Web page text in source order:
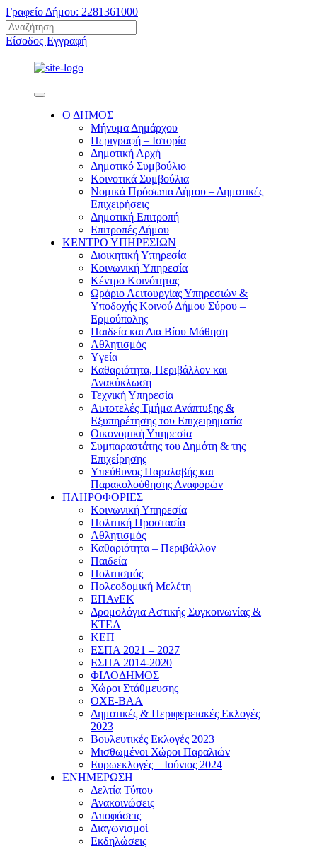
Γραφείο Δήμου: 2281361000
Είσοδος Εγγραφή
Ο ΔΗΜΟΣ
Μήνυμα Δημάρχου
Περιγραφή – Ιστορία
Δημοτική Αρχή
Δημοτικό Συμβούλιο
Κοινοτικά Συμβούλια
Νομικά Πρόσωπα Δήμου – Δημοτικές
Επιχειρήσεις
Δημοτική Επιτροπή
Επιτροπές Δήμου
ΚΕΝΤΡΟ ΥΠΗΡΕΣΙΩΝ
Διοικητική Υπηρεσία
Κοινωνική Yπηρεσία
Κέντρο Κοινότητας
Ωράριο Λειτουργίας Υπηρεσιών &
Υποδοχής Κοινού Δήμου Σύρου –
Ερμούπολης
Παιδεία και Δια Βίου Μάθηση
Αθλητισμός
Yγεία
Καθαριότητα, Περιβάλλον και
Ανακύκλωση
Τεχνική Υπηρεσία
Αυτοτελές Τμήμα Ανάπτυξης &
Εξυπηρέτησης του Επιχειρηματία
Οικονομική Υπηρεσία
Συμπαραστάτης του Δημότη & της
Επιχείρησης
Υπεύθυνος Παραλαβής και
Παρακολούθησης Αναφορών
ΠΛΗΡΟΦΟΡΙΕΣ
Κοινωνική Υπηρεσία
Πολιτική Προστασία
Αθλητισμός
Καθαριότητα – Περιβάλλον
Παιδεία
Πολιτισμός
Πολεοδομική Μελέτη
ΕΠΑνΕΚ
Δρομολόγια Αστικής Συγκοινωνίας &
ΚΤΕΛ
ΚΕΠ
ΕΣΠΑ 2021 – 2027
ΕΣΠΑ 2014-2020
ΦΙΛΟΔΗΜΟΣ
Χώροι Στάθμευσης
ΟΧΕ-ΒΑΑ
Δημοτικές & Περιφερειακές Εκλογές
2023
Βουλευτικές Εκλογές 2023
Μισθωμένοι Χώροι Παραλιών
Ευρωεκλογές – Ιούνιος 2024
ΕΝΗΜΕΡΩΣΗ
Δελτία Τύπου
Ανακοινώσεις
Αποφάσεις
Διαγωνισμοί
Εκδηλώσεις